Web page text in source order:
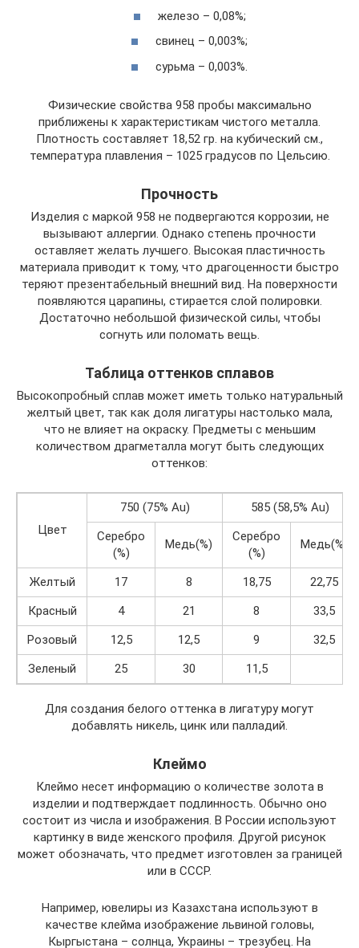
железо – 0,08%;
свинец – 0,003%;
сурьма – 0,003%.
Физические свойства 958 пробы максимально
приближены к характеристикам чистого металла.
Плотность составляет 18,52 гр. на кубический см.,
температура плавления – 1025 градусов по Цельсию.
Прочность
Изделия с маркой 958 не подвергаются коррозии, не
вызывают аллергии. Однако степень прочности
оставляет желать лучшего. Высокая пластичность
материала приводит к тому, что драгоценности быстро
теряют презентабельный внешний вид. На поверхности
появляются царапины, стирается слой полировки.
Достаточно небольшой физической силы, чтобы
согнуть или поломать вещь.
Таблица оттенков сплавов
Высокопробный сплав может иметь только натуральный
желтый цвет, так как доля лигатуры настолько мала,
что не влияет на окраску. Предметы с меньшим
количеством драгметалла могут быть следующих
оттенков:
Цвет
750 (75% Au)
585 (58,5% Au)
Серебро
(%)
Медь(%)
Серебро
(%)
Медь(%)
Желтый 17 8 18,75
22,75
Красный
4 21 8
33,5
Розовый
12,5 12,5 9
32,5
Зеленый
25 30 11,5
Для создания белого оттенка в лигатуру могут
добавлять никель, цинк или палладий.
Клеймо
Клеймо несет информацию о количестве золота в
изделии и подтверждает подлинность. Обычно оно
состоит из числа и изображения. В России используют
картинку в виде женского профиля. Другой рисунок
может обозначать, что предмет изготовлен за границей
или в СССР.
Например, ювелиры из Казахстана используют в
качестве клейма изображение львиной головы,
Кыргыстана – солнца, Украины – трезубец. На